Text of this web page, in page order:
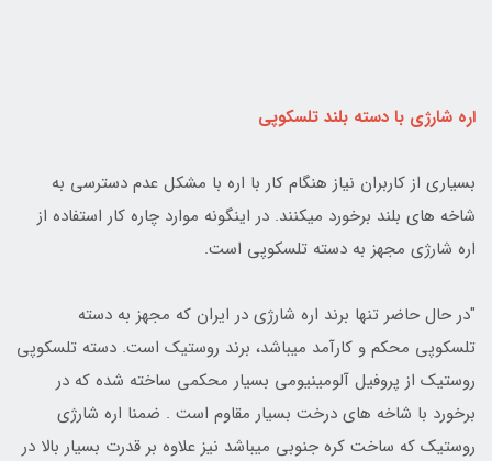
اره شارژی با دسته بلند تلسکوپی
بسیاری از کاربران نیاز هنگام کار با اره با مشکل عدم دسترسی به
شاخه های بلند برخورد میکنند. در اینگونه موارد چاره کار استفاده از
اره شارژی مجهز به دسته تلسکوپی است.
"در حال حاضر تنها برند اره شارژی در ایران که مجهز به دسته
تلسکوپی محکم و کارآمد میباشد، برند روستیک است. دسته تلسکوپی
روستیک از پروفیل آلومینیومی بسیار محکمی ساخته شده که در
برخورد با شاخه های درخت بسیار مقاوم است . ضمنا اره شارژی
روستیک که ساخت کره جنوبی میباشد نیز علاوه بر قدرت بسیار بالا در